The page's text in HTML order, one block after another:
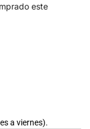
este
a viernes).